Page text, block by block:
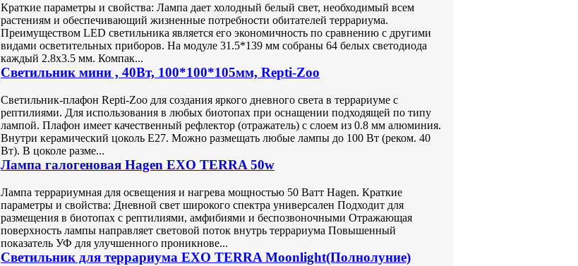
Краткие параметры и свойства: Лампа дает холодный белый свет, необходимый всем
растениям и обеспечивающий жизненные потребности обитателей террариума.
Преимуществом LED светильника является его экономичность по сравнению с другими
видами осветительных приборов. На модуле 31.5*139 мм собраны 64 белых светодиода
каждый 2.8х3.5 мм. Компак...
Светильник мини , 40Вт, 100*100*105мм, Repti-Zoo
Светильник-плафон Repti-Zoo для создания яркого дневного света в террариуме с
рептилиями. Для использования в любых биотопах при оснащении подходящей по типу
лампой. Плафон имеет качественный рефлектор (отражатель) с слоем из 0.8 мм алюминия.
Внутри керамический цоколь Е27. Можно размещать любые лампы до 100 Вт (реком. 40
Вт). В цоколе разме...
Лампа галогеновая Hagen EXO TERRA 50w
Лампа террариумная для освещения и нагрева мощностью 50 Ватт Hagen. Краткие
параметры и свойства: Дневной свет широкого спектра универсален Подходит для
размещения в биотопах с рептилиями, амфибиями и беспозвоночными Отражающая
поверхность лампы направляет световой поток внутрь террариума Повышенный
показатель УФ для улучшенного проникнове...
Светильник для террариума EXO TERRA Moonlight(Полнолуние)